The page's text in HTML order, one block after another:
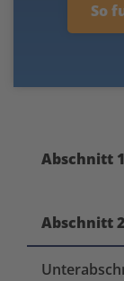
So
Abschnitt
Abschnitt